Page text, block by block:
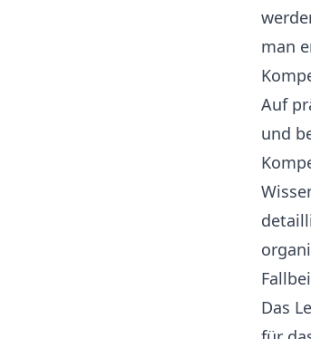
man
Auf
und
Das